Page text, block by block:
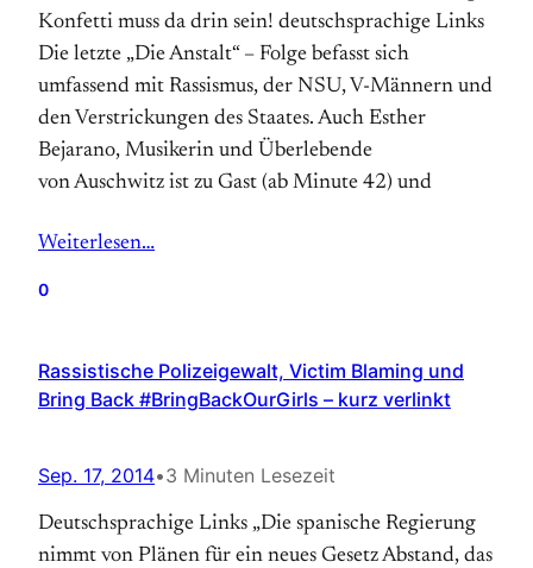
Konfetti muss da drin sein! deutschsprachige Links
Die letzte „Die Anstalt“ – Folge befasst sich
umfassend mit Rassismus, der NSU, V-Männern und
den Verstrickungen des Staates. Auch Esther
Bejarano, Musikerin und Überlebende
von Auschwitz ist zu Gast (ab Minute 42) und
Weiterlesen…
0
Rassistische Polizeigewalt, Victim Blaming und
Bring Back #BringBackOurGirls – kurz verlinkt
Sep. 17, 2014•3 Minuten Lesezeit
Deutschsprachige Links „Die spanische Regierung
nimmt von Plänen für ein neues Gesetz Abstand, das